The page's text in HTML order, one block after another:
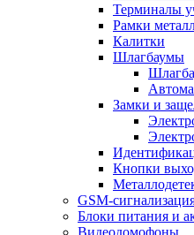
Терминалы
Рамки
Калитки
Шлагбаумы
Замки и
Кнопки
GSM-
Блоки питания и
Видеодомофоны